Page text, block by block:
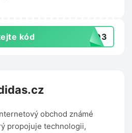
kód CGD3
obchod známé
propojuje technologii,